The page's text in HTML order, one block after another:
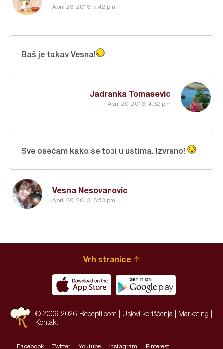
April 23, 2013, 7:42 pm
Jadranka Tomasevic
April 20, 2013, 4:32 pm
Baš je takav Vesna!
Vesna Nesovanovic
April 20, 2013, 3:53 pm
Sve osećam kako se topi u ustima. Izvrsno!
Vrh stranice
© 2009-2026 Recepti.com | Uslovi korišćenja Marketing
Kontakt
Facebook Twitter Youtube Instagram Pinterest